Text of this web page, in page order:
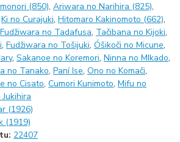
(850),Ariwara no Narihira (825),
Ki no Curajuki,Hitomaro Kakinomoto (662),
Fudžiwara no Tadafusa, Tačibana no Kijoki,
,Fudžiwara no Tošijuki,Óšikoči no Micune,
,Sakanoe no Koremori,Ninna no MIkado,
no Tanako,Paní Ise,Ono no Komači,
no Cisato,Cumori Kunimoto,Mifu no
(1926)
(1919)
22407